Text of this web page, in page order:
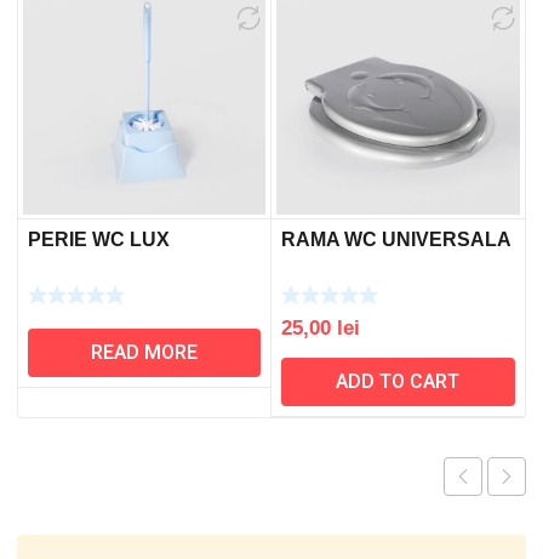
PERIE WC LUX
READ MORE
RAMA WC UNIVERSALA
25,00 lei
ADD TO CART